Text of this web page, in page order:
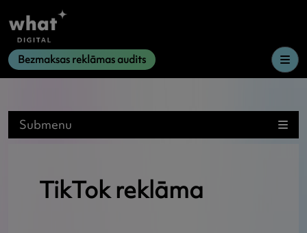
Bezmaksas reklāmas audits
Submenu
TikTok reklāma